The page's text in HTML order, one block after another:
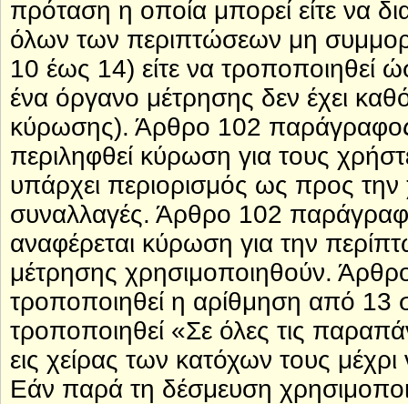
πρόταση η οποία μπορεί είτε να
όλων των περιπτώσεων μη
10 έως 14) είτε να τροποποιηθεί
ένα όργανο μέτρησης δεν έχει
κύρωσης). Άρθρο 102
περιληφθεί κύρωση για τους
υπάρχει περιορισμός ως προς
συναλλαγές. Άρθρο 102
αναφέρεται κύρωση για την
μέτρησης χρησιμοποιηθούν.
τροποποιηθεί η αρίθμηση από 13
τροποποιηθεί «Σε όλες τις
εις χείρας των κατόχων τους μέχρι
Εάν παρά τη δέσμευση